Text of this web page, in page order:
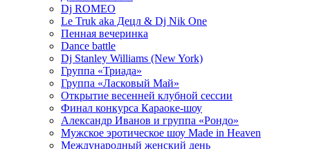
Dj ROMEO
Le Truk aka Децл & Dj Nik One
Пенная вечеринка
Dance battle
Dj Stanley Williams (New York)
Группа «Триада»
Группа «Ласковый Май»
Открытие весенней клубной сессии
Финал конкурса Караоке-шоу
Александр Иванов и группа «Рондо»
Мужское эротическое шоу Made in Heaven
Международный женский день